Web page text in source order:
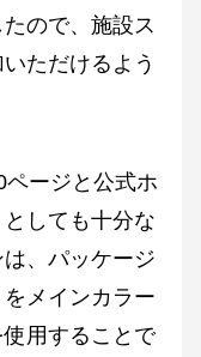
ので、施設ス
ただけるよう
ージと公式ホ
しても十分な
、パッケージ
メインカラー
用することで